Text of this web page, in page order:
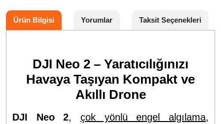
Ürün Bilgisi Yorumlar Taksit Seçenekleri
DJI Neo 2 – Yaratıcılığınızı
Havaya Taşıyan Kompakt ve
Akıllı Drone
DJI Neo 2,çok yönlü engel algılama,